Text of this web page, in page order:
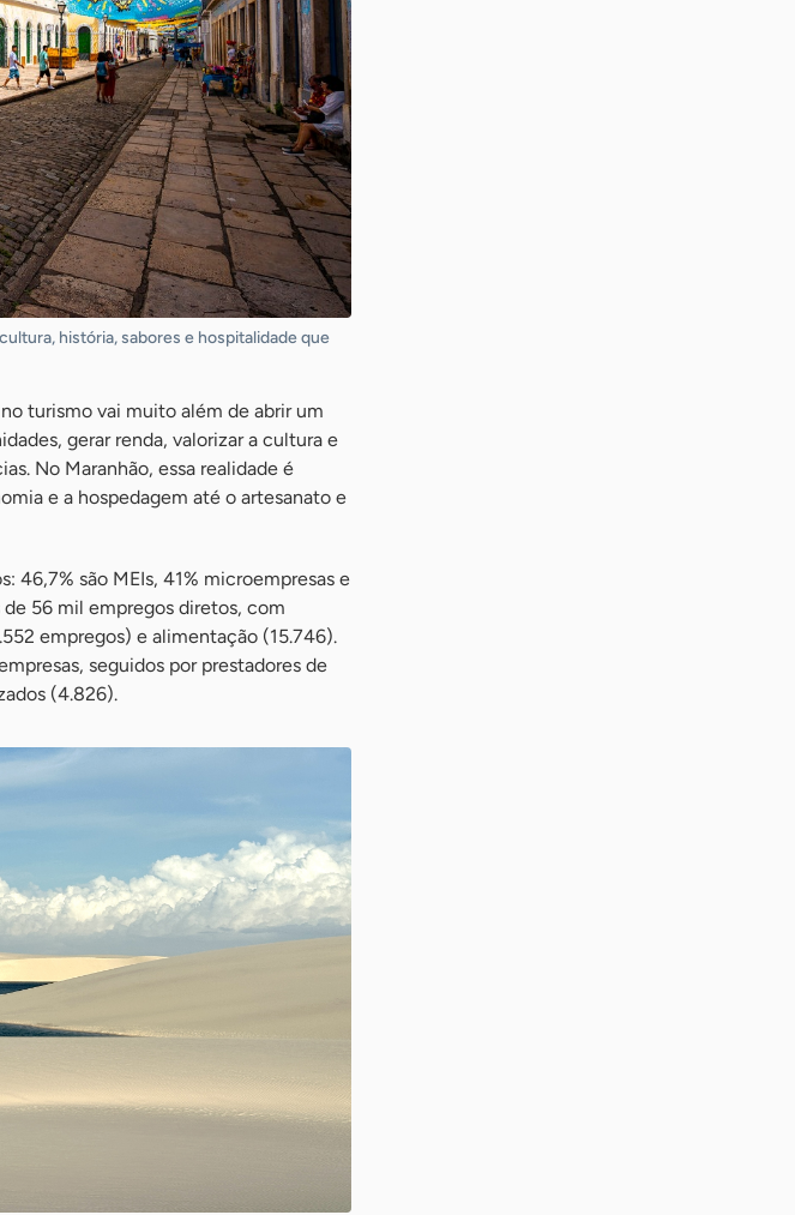
história, sabores e hospitalidade que
turismo vai muito além de abrir um
gerar renda, valorizar a cultura e
No Maranhão, essa realidade é
e a hospedagem até o artesanato e
46,7% são MEIs, 41% microempresas e
56 mil empregos diretos, com
empregos) e alimentação (15.746).
seguidos por prestadores de
(4.826).